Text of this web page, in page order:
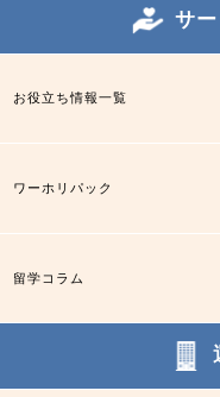
サ
お役立ち情報一覧
ワーホリパック
留学コラム